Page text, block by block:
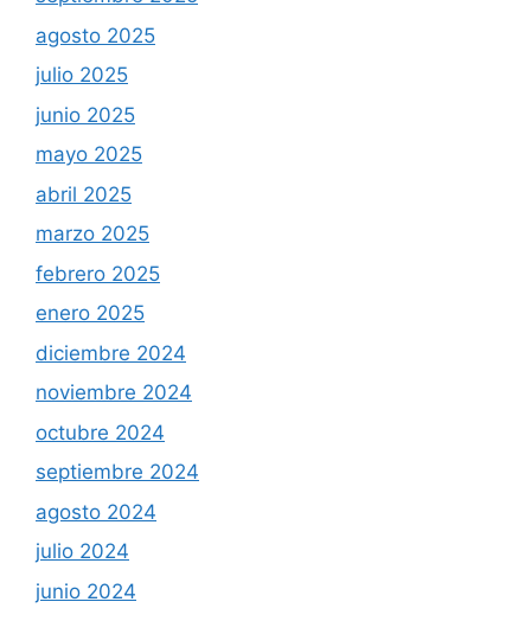
agosto 2025
julio 2025
junio 2025
mayo 2025
abril 2025
marzo 2025
febrero 2025
enero 2025
diciembre 2024
noviembre 2024
octubre 2024
septiembre 2024
agosto 2024
julio 2024
junio 2024